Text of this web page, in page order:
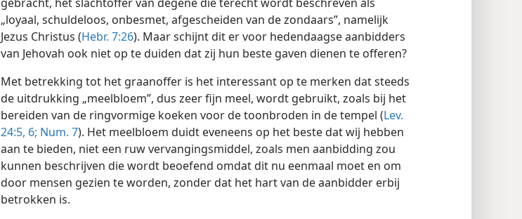
gebracht, het slachtoffer van degene die terecht wordt beschreven als
„loyaal, schuldeloos, onbesmet, afgescheiden van de zondaars”, namelijk
Jezus Christus (Hebr. 7:26). Maar schijnt dit er voor hedendaagse aanbidders
van Jehovah ook niet op te duiden dat zij hun beste gaven dienen te offeren?
Met betrekking tot het graanoffer is het interessant op te merken dat steeds
de uitdrukking „meelbloem”, dus zeer fijn meel, wordt gebruikt, zoals bij het
bereiden van de ringvormige koeken voor de toonbroden in de tempel (Lev.
24:5, 6; Num. 7). Het meelbloem duidt eveneens op het beste dat wij hebben
aan te bieden, niet een ruw vervangingsmiddel, zoals men aanbidding zou
kunnen beschrijven die wordt beoefend omdat dit nu eenmaal moet en om
door mensen gezien te worden, zonder dat het hart van de aanbidder erbij
betrokken is.